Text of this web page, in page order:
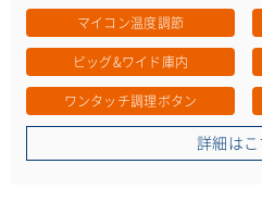
マイコン温度調節
ビッグ&ワイド庫内
ワンタッチ調理ボタン
詳細はこ